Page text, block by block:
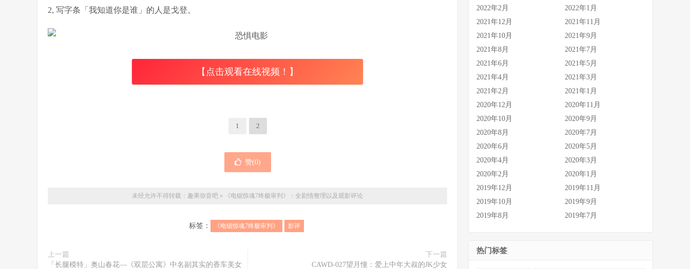
2, 写字条「我知道你是谁」的人是戈登。
【点击观看在线视频！】
1 2
赞(0)
未经允许不得转载： 趣果弥音吧 » 《电锯惊魂7终极审判》：全剧情整理以及观影评论
标签： 《电锯惊魂7终极审判》 影评
上一篇
「长腿模特」奥山春花—《双层公寓》中名副其实的香车美女
下一篇
CAWD-027望月憧：爱上中年大叔的JK少女
2022年2月
2022年1月
2021年12月
2021年11月
2021年10月
2021年9月
2021年8月
2021年7月
2021年6月
2021年5月
2021年4月
2021年3月
2021年2月
2021年1月
2020年12月
2020年11月
2020年10月
2020年9月
2020年8月
2020年7月
2020年6月
2020年5月
2020年4月
2020年3月
2020年2月
2020年1月
2019年12月
2019年11月
2019年10月
2019年9月
2019年8月
2019年7月
热门标签